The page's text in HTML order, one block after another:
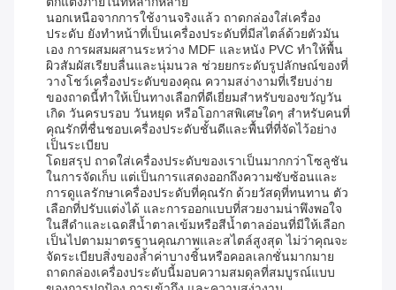
นอกเหนือจากการใช้งานจริงแล้ว ถาดกล่องใส่เครื่อง
ประดับ ยังทำหน้าที่เป็นเครื่องประดับที่มีสไตล์ด้วยตัวมัน
เอง การผสมผสานระหว่าง MDF และหนัง PVC ทำให้พื้น
ผิวสัมผัสเรียบลื่นและนุ่มนวล ช่วยยกระดับรูปลักษณ์ของที่
วางโชว์เครื่องประดับของคุณ ความสง่างามที่เรียบง่าย
ของถาดนี้ทำให้เป็นทางเลือกที่ดีเยี่ยมสำหรับของขวัญวัน
เกิด วันครบรอบ วันหยุด หรือโอกาสพิเศษใดๆ สำหรับคนที่
คุณรักที่ชื่นชอบเครื่องประดับชั้นดีและพื้นที่ที่จัดไว้อย่าง
เป็นระเบียบ
โดยสรุป ถาดใส่เครื่องประดับของเราเป็นมากกว่าโซลูชัน
ในการจัดเก็บ แต่เป็นการแสดงออกถึงความซับซ้อนและ
การดูแลรักษาเครื่องประดับที่คุณรัก ด้วยวัสดุที่ทนทาน ตัว
เลือกที่ปรับแต่งได้ และการออกแบบที่สวยงามน่าพึงพอใจ
ในสีดำและเฉดสีน้ำตาลเข้มหรือสีน้ำตาลอ่อนที่มีให้เลือก
เป็นไปตามมาตรฐานคุณภาพและสไตล์สูงสุด ไม่ว่าคุณจะ
จัดระเบียบสิ่งของล้ำค่าบางชิ้นหรือคอลเลกชั่นมากมาย
ถาดกล่องเครื่องประดับนี้มอบความสมดุลที่สมบูรณ์แบบ